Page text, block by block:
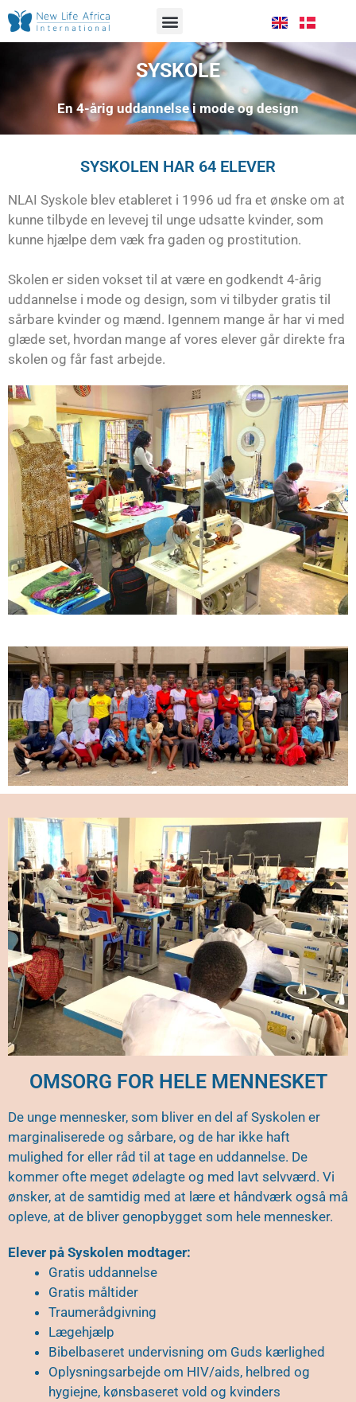
SYSKOLE
En 4-årig uddannelse i mode og design
SYSKOLEN HAR 64 ELEVER
NLAI Syskole blev etableret i 1996 ud fra et ønske om at
kunne tilbyde en levevej til unge udsatte kvinder, som
kunne hjælpe dem væk fra gaden og prostitution.
Skolen er siden vokset til at være en godkendt 4-årig
uddannelse i mode og design, som vi tilbyder gratis til
sårbare kvinder og mænd. Igennem mange år har vi med
glæde set, hvordan mange af vores elever går direkte fra
skolen og får fast arbejde.
OMSORG FOR HELE MENNESKET
De unge mennesker, som bliver en del af Syskolen er
marginaliserede og sårbare, og de har ikke haft
mulighed for eller råd til at tage en uddannelse. De
kommer ofte meget ødelagte og med lavt selvværd. Vi
ønsker, at de samtidig med at lære et håndværk også må
opleve, at de bliver genopbygget som hele mennesker.
Elever på Syskolen modtager:
Gratis uddannelse
Gratis måltider
Traumerådgivning
Lægehjælp
Bibelbaseret undervisning om Guds kærlighed
Oplysningsarbejde om HIV/aids, helbred og
hygiejne, kønsbaseret vold og kvinders